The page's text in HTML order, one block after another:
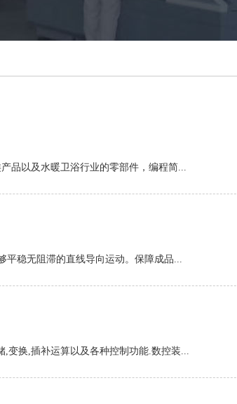
品以及水暖卫浴行业的零部件，编程简...
平稳无阻滞的直线导向运动。保障成品...
变换,插补运算以及各种控制功能.数控装...